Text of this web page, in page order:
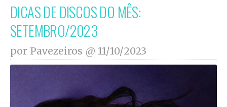
DICAS DE DISCOS DO MÊS:
SETEMBRO/2023
por Pavezeiros @ 11/10/2023